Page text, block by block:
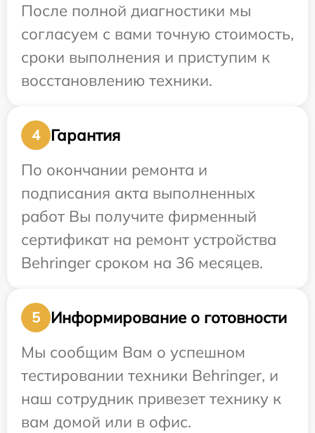
После полной диагностики мы
согласуем с вами точную стоимость,
сроки выполнения и приступим к
восстановлению техники.
4
Гарантия
По окончании ремонта и
подписания акта выполненных
работ Вы получите фирменный
сертификат на ремонт устройства
Behringer сроком на 36 месяцев.
5
Информирование о готовности
Мы сообщим Вам о успешном
тестировании техники Behringer, и
наш сотрудник привезет технику к
вам домой или в офис.